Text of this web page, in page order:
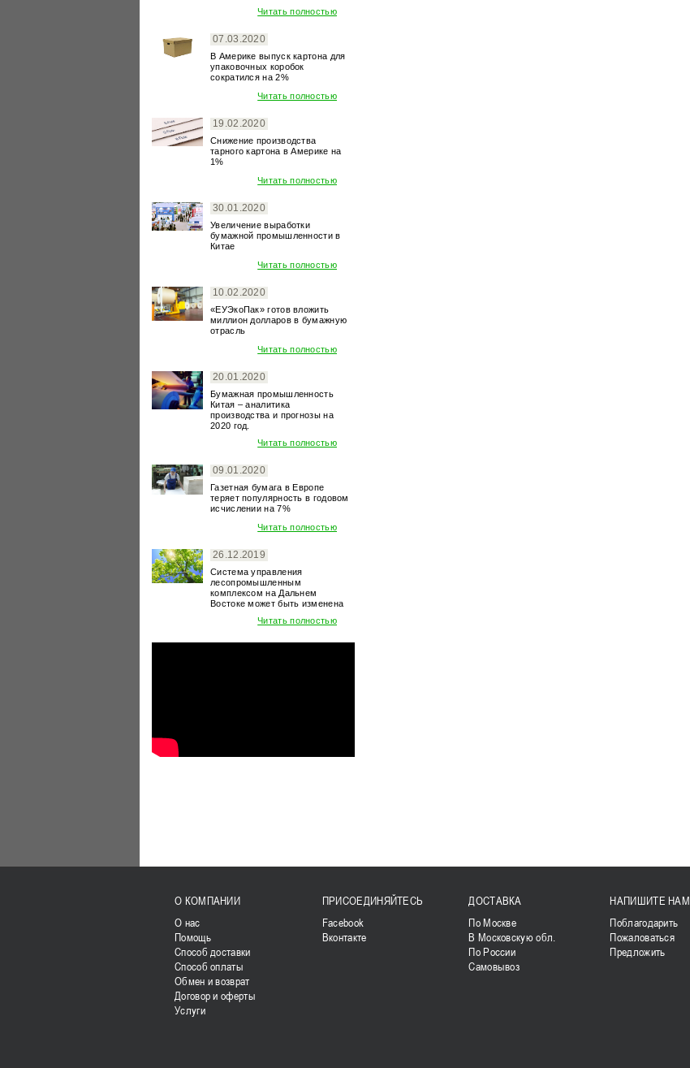
Читать полностью
07.03.2020
В Америке выпуск картона для
упаковочных коробок
сократился на 2%
Читать полностью
19.02.2020
Снижение производства
тарного картона в Америке на
1%
Читать полностью
30.01.2020
Увеличение выработки
бумажной промышленности в
Китае
Читать полностью
10.02.2020
«ЕУЭкоПак» готов вложить
миллион долларов в бумажную
отрасль
Читать полностью
20.01.2020
Бумажная промышленность
Китая – аналитика
производства и прогнозы на
2020 год.
Читать полностью
09.01.2020
Газетная бумага в Европе
теряет популярность в годовом
исчислении на 7%
Читать полностью
26.12.2019
Система управления
лесопромышленным
комплексом на Дальнем
Востоке может быть изменена
Читать полностью
О КОМПАНИИ
О нас
Помощь
Способ доставки
Способ оплаты
Обмен и возврат
Договор и оферты
Услуги
ПРИСОЕДИНЯЙТЕСЬ
Facebook
Вконтакте
ДОСТАВКА
По Москве
В Московскую обл.
По России
Самовывоз
НАПИШИТЕ НАМ
Поблагодарить
Пожаловаться
Предложить